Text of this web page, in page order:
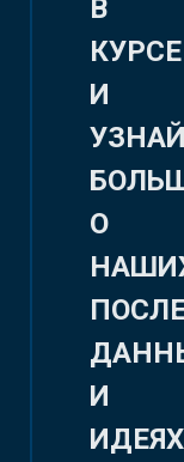
В
КУРСЕ
И
О
И
ИДЕЯХ